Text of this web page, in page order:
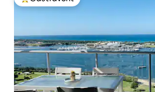
Populär gästfavorit